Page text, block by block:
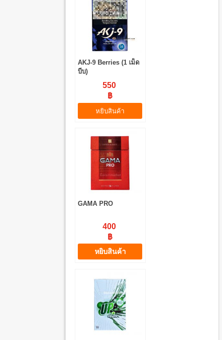
AKJ-9 Berries (1 เม็ด
บีบ)
550
฿
หยิบสินค้า
GAMA PRO
400
฿
หยิบสินค้า